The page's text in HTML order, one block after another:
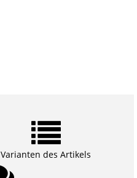
Varianten des Artikels